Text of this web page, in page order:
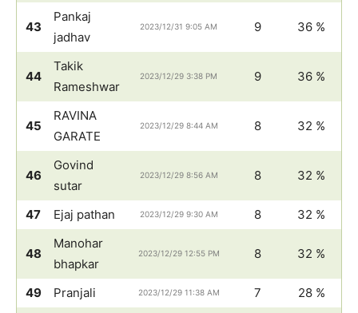
43
Pankaj
jadhav
2023/12/31 9:05 AM 9 36 %
44
Takik
Rameshwar
2023/12/29 3:38 PM 9 36 %
45
RAVINA
GARATE
2023/12/29 8:44 AM 8 32 %
46
Govind
sutar
2023/12/29 8:56 AM 8 32 %
47 Ejaj pathan 2023/12/29 9:30 AM 8 32 %
48
Manohar
bhapkar
2023/12/29 12:55 PM 8 32 %
49 Pranjali 2023/12/29 11:38 AM 7 28 %